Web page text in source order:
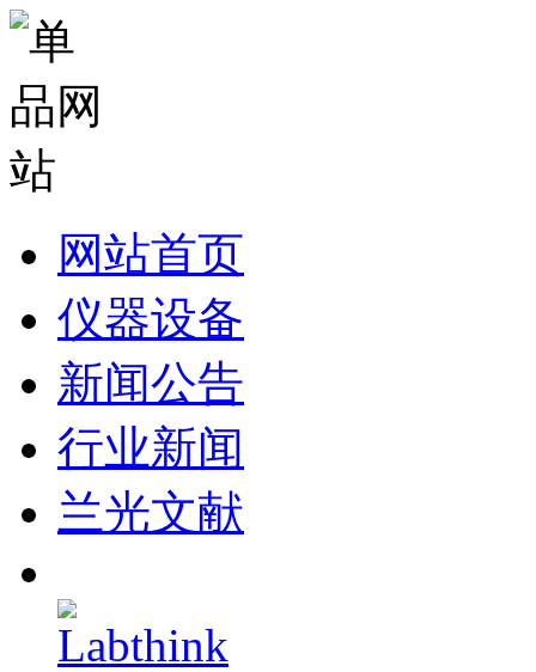
网站首页
仪器设备
新闻公告
行业新闻
兰光文献